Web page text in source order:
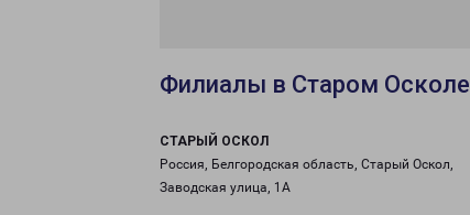
Филиалы в Старом Осколе
СТАРЫЙ ОСКОЛ
Россия, Белгородская область, Старый Оскол,
Заводская улица, 1А